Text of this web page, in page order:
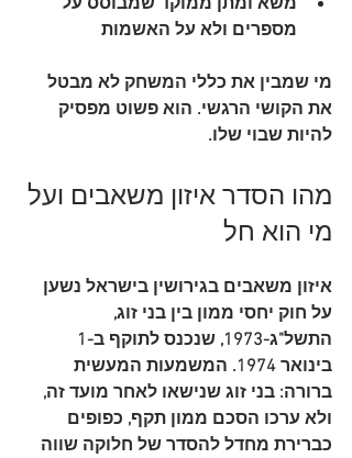
משא ומתן ממוקד שמבוסס על
מספרים ולא על האשמות
מי שמבין את כללי המשחק לא מבטל
את הקושי הרגשי. הוא פשוט מפסיק
להיות שבוי שלו.
מהו הסדר איזון משאבים ועל
מי הוא חל
איזון משאבים בגירושין בישראל נשען
על חוק יחסי ממון בין בני זוג,
התשל"ג-1973
, שנכנס לתוקף ב-
בינואר 1974
. המשמעות המעשית
ברורה: בני זוג שנישאו לאחר מועד זה,
ולא ערכו הסכם ממון תקף, כפופים
כברירת מחדל להסדר של חלוקה שווה